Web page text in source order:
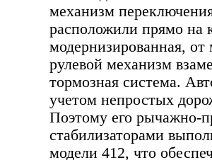
механизм
расположили прямо на
модернизированная,
рулевой механизм
тормозная система.
учетом непростых
Поэтому его рычажно-
стабилизаторами
модели 412, что